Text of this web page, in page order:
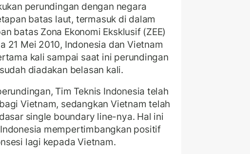
perundingan dengan negara
batas laut, termasuk di dalam
batas Zona Ekonomi Eksklusif (ZEE)
21 Mei 2010, Indonesia dan Vietnam
kali sampai saat ini perundingan
diadakan belasan kali.
Tim Teknis Indonesia telah
Vietnam, sedangkan Vietnam telah
single boundary line-nya. Hal ini
mempertimbangkan positif
lagi kepada Vietnam.